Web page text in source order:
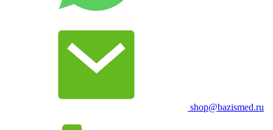
shop@bazismed.ru